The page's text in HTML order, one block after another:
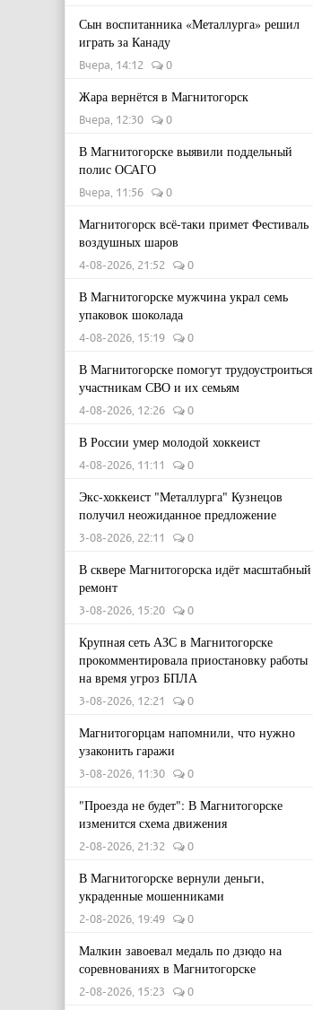
Сын воспитанника «Металлурга» решил
играть за Канаду
Вчера, 14:12 0
Жара вернётся в Магнитогорск
Вчера, 12:30 0
В Магнитогорске выявили поддельный
полис ОСАГО
Вчера, 11:56 0
Магнитогорск всё-таки примет Фестиваль
воздушных шаров
4-08-2026, 21:52 0
В Магнитогорске мужчина украл семь
упаковок шоколада
4-08-2026, 15:19 0
В Магнитогорске помогут трудоустроиться
участникам СВО и их семьям
4-08-2026, 12:26 0
В России умер молодой хоккеист
4-08-2026, 11:11 0
Экс-хоккеист "Металлурга" Кузнецов
получил неожиданное предложение
3-08-2026, 22:11 0
В сквере Магнитогорска идёт масштабный
ремонт
3-08-2026, 15:20 0
Крупная сеть АЗС в Магнитогорске
прокомментировала приостановку работы
на время угроз БПЛА
3-08-2026, 12:21 0
Магнитогорцам напомнили, что нужно
узаконить гаражи
3-08-2026, 11:30 0
"Проезда не будет": В Магнитогорске
изменится схема движения
2-08-2026, 21:32 0
В Магнитогорске вернули деньги,
украденные мошенниками
2-08-2026, 19:49 0
Малкин завоевал медаль по дзюдо на
соревнованиях в Магнитогорске
2-08-2026, 15:23 0